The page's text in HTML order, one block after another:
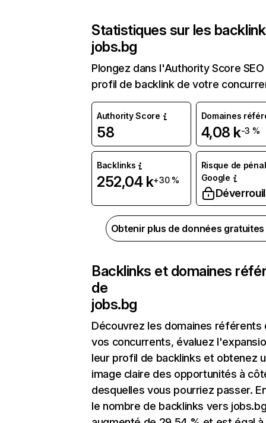
Statistiques sur les
jobs.bg
Plongez dans l'Authority Score
profil de backlink de votre
Authority Score
58
Domaines
4,08 k-3 %
Backlinks
252,04 k+30 %
Risque de
Google
Obtenir plus de données
Backlinks et domaines
de
jobs.bg
Découvrez les domaines référents
vos concurrents, évaluez
leur profil de backlinks et obtenez
image claire des opportunités à
desquelles vous pourriez passer.
le nombre de backlinks vers